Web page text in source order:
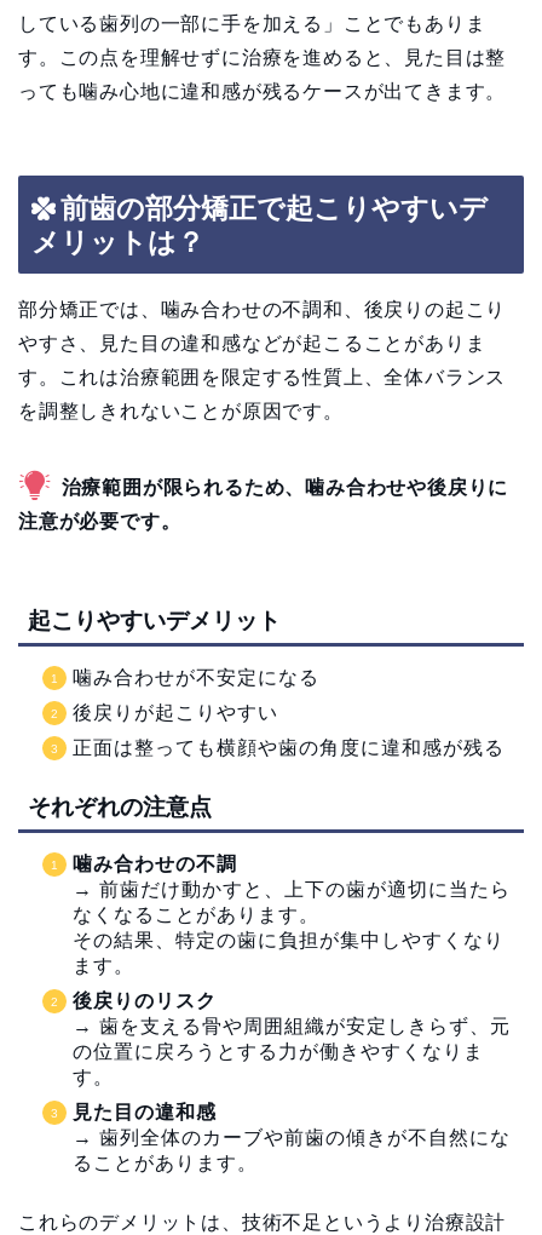
している歯列の一部に手を加える」ことでもありま
す。この点を理解せずに治療を進めると、見た目は整
っても噛み心地に違和感が残るケースが出てきます。
前歯の部分矯正で起こりやすいデ
メリットは？
部分矯正では、噛み合わせの不調和、後戻りの起こり
やすさ、見た目の違和感などが起こることがありま
す。これは治療範囲を限定する性質上、全体バランス
を調整しきれないことが原因です。
治療範囲が限られるため、噛み合わせや後戻りに
注意が必要です。
起こりやすいデメリット
噛み合わせが不安定になる
後戻りが起こりやすい
正面は整っても横顔や歯の角度に違和感が残る
それぞれの注意点
噛み合わせの不調
→ 前歯だけ動かすと、上下の歯が適切に当たら
なくなることがあります。
その結果、特定の歯に負担が集中しやすくなり
ます。
後戻りのリスク
→ 歯を支える骨や周囲組織が安定しきらず、元
の位置に戻ろうとする力が働きやすくなりま
す。
見た目の違和感
→ 歯列全体のカーブや前歯の傾きが不自然にな
ることがあります。
これらのデメリットは、技術不足というより治療設計